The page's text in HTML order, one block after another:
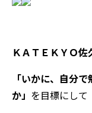
ＫＡＴＥＫＹＯ佐
「いかに、自分
か」 を目標にして